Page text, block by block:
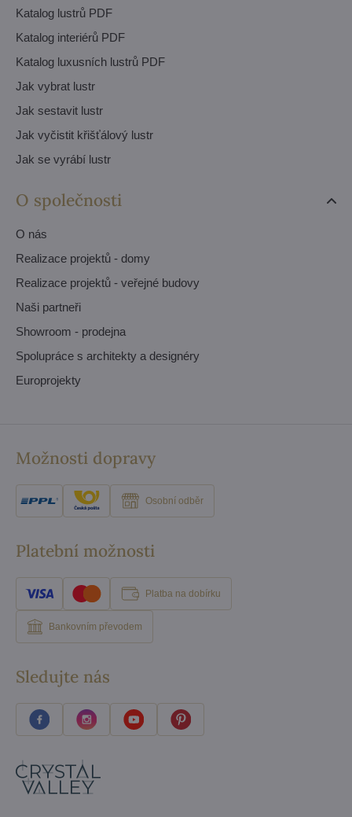
Katalog lustrů PDF
Katalog interiérů PDF
Katalog luxusních lustrů PDF
Jak vybrat lustr
Jak sestavit lustr
Jak vyčistit křišťálový lustr
Jak se vyrábí lustr
O společnosti
O nás
Realizace projektů - domy
Realizace projektů - veřejné budovy
Naši partneři
Showroom - prodejna
Spolupráce s architekty a designéry
Europrojekty
Možnosti dopravy
Osobní odběr
Platební možnosti
Platba na dobírku
Bankovním převodem
Sledujte nás